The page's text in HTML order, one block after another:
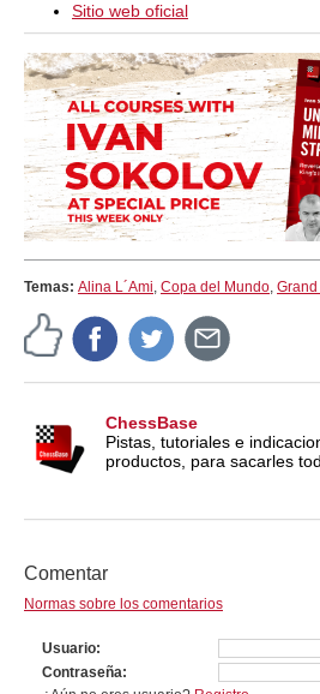
Sitio web oficial
Temas: Alina L´Ami, Copa del Mundo,
ChessBase
Pistas, tutoriales e
productos, para sacarles
Comentar
Normas sobre los comentarios
Usuario
Contraseña